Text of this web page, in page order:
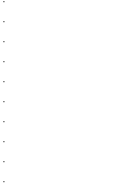
·
·
·
·
·
·
·
·
·